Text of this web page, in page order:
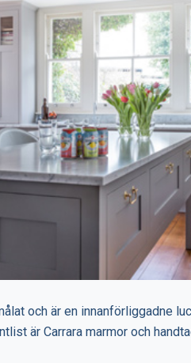
och är en innanförliggadne
är Carrara marmor och